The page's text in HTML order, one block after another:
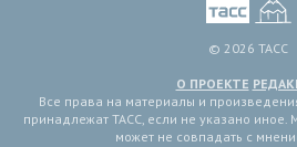
© 2026 ТАСС
О ПРОЕКТЕ
Все права на материалы и
принадлежат ТАСС, если не указано иное.
может не совпадать с